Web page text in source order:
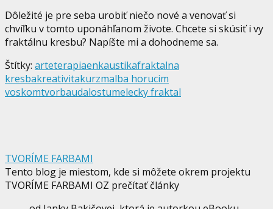
Dôležité je pre seba urobiť niečo nové a venovať si
chvíľku v tomto uponáhľanom živote. Chcete si skúsiť i vy
fraktálnu kresbu? Napíšte mi a dohodneme sa.
Štítky: arteterapiaenkaustikafraktalna
kresbakreativitakurzmalba horucim
voskomtvorbaudalostumelecky fraktal
TVORÍME FARBAMI
Tento blog je miestom, kde si môžete okrem projektu
TVORÍME FARBAMI OZ prečítať články